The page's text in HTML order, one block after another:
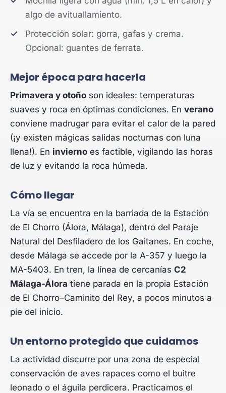
algo de avituallamiento.
Protección solar: gorra, gafas y crema.
Opcional: guantes de ferrata.
Mejor época para hacerla
Primavera y otoño son ideales: temperaturas
suaves y roca en óptimas condiciones. En verano
conviene madrugar para evitar el calor de la pared
(¡y existen mágicas salidas nocturnas con luna
llena!). En invierno es factible, vigilando las horas
de luz y evitando la roca húmeda.
Cómo llegar
La vía se encuentra en la barriada de la Estación
de El Chorro (Álora, Málaga), dentro del Paraje
Natural del Desfiladero de los Gaitanes. En coche,
desde Málaga se accede por la A-357 y luego la
MA-5403. En tren, la línea de cercanías C2
Málaga-Álora tiene parada en la propia Estación
de El Chorro–Caminito del Rey, a pocos minutos a
pie del inicio.
Un entorno protegido que cuidamos
La actividad discurre por una zona de especial
conservación de aves rapaces como el buitre
leonado o el águila perdicera. Practicamos el